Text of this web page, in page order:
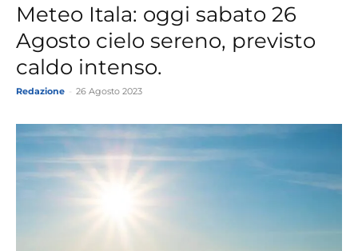
Meteo Itala: oggi sabato 26
Agosto cielo sereno, previsto
caldo intenso.
Redazione 26 Agosto 2023